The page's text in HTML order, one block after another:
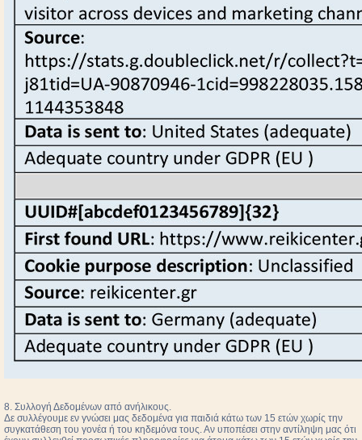
8. Συλλογή Δεδομένων από ανήλικους.
Δε συλλέγουμε εν γνώσει μας δεδομένα για παιδιά κάτω των 15 ετών χωρίς την
συγκατάθεση του γονέα ή του κηδεμόνα τους. Αν υποπέσει στην αντίληψη μας ότι